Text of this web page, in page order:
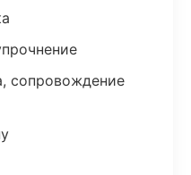
сопровождение